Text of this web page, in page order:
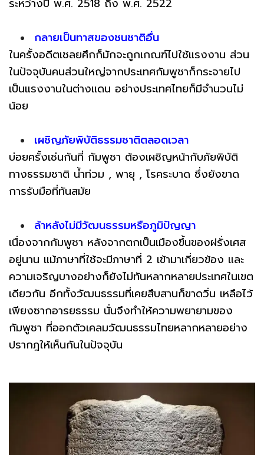
ระหว่างปี พ.ศ. 2518 ถึง พ.ศ. 2522
กลายเป็นทาสของชนชาติอื่น
ในครั้งอดีตเชลยศึกก็มักจะถูกเกณฑ์ไปใช้แรงงาน ส่วน
ในปัจจุบันคนส่วนใหญ่จากประเทศกัมพูชาก็กระจายไป
เป็นแรงงานในต่างแดน อย่างประเทศไทยก็มีจำนวนไม่
น้อย
เผชิญภัยพิบัติธรรมชาติตลอดเวลา
บ่อยครั้งเช่นกันที่ กัมพูชา ต้องเผชิญหน้ากับภัยพิบัติ
ทางธรรมชาติ น้ำท่วม , พายุ , โรคระบาด ซึ่งยังขาด
การรับมือที่ทันสมัย
ล้าหลังไม่มีวัฒนธรรมหรือภูมิปัญญา
เนื่องจากกัมพูชา หลังจากตกเป็นเมืองขึ้นของฝรั่งเศส
อยู่นาน แม้ภาษาที่ใช้จะมีภาษาที่ 2 เข้ามาเกี่ยวข้อง และ
ความเจริญบางอย่างก็ยังไม่ทันหลากหลายประเทศในเขต
เดียวกัน อีกทั้งวัฒนธรรมที่เคยสืบสานก็ขาดวิ่น เหลือไว้
เพียงซากอารยธรรม นั่นจึงทำให้ความพยายามของ
กัมพูชา ที่ออกตัวเคลมวัฒนธรรมไทยหลากหลายอย่าง
ปรากฎให้เห็นกันในปัจจุบัน